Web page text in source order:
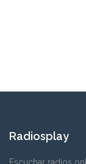
Radiosplay
Escuchar radios